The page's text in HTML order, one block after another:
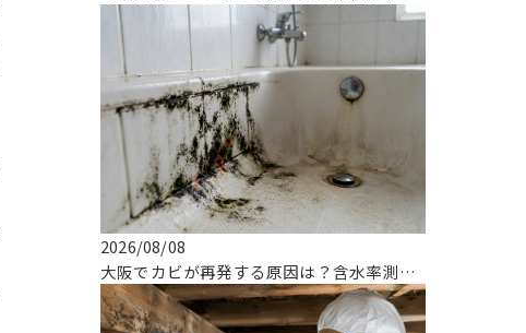
2026/08/08
大阪でカビが再発する原因は？含水率測定と真菌検査で根治する